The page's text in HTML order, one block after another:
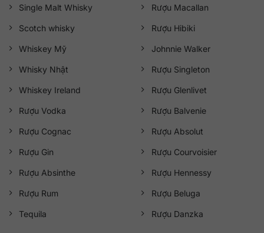
Single Malt Whisky
Scotch whisky
Whiskey Mỹ
Whisky Nhật
Whiskey Ireland
Rượu Vodka
Rượu Cognac
Rượu Gin
Rượu Absinthe
Rượu Rum
Tequila
Rượu Macallan
Rượu Hibiki
Johnnie Walker
Rượu Singleton
Rượu Glenlivet
Rượu Balvenie
Rượu Absolut
Rượu Courvoisier
Rượu Hennessy
Rượu Beluga
Rượu Danzka